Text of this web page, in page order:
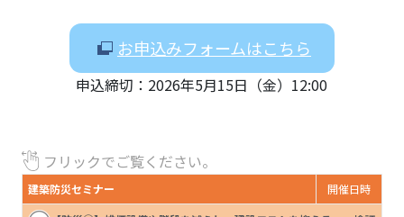
お申込みフォームはこちら
申込締切：2026年5月15日（金）12:00
フリックでご覧ください。
建築防災セミナー
開催日時